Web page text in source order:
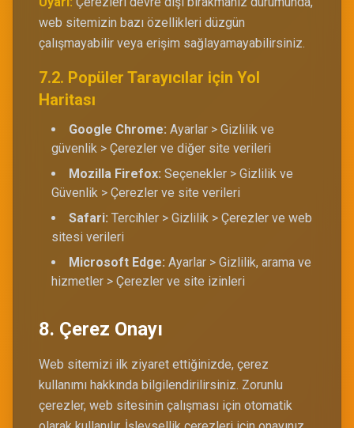
web sitemizin bazı özellikleri düzgün
çalışmayabilir veya erişim sağlayamayabilirsiniz.
7.2. Popüler Tarayıcılar için Yol
Haritası
Google Chrome: Ayarlar > Gizlilik ve
güvenlik > Çerezler ve diğer site verileri
Mozilla Firefox: Seçenekler > Gizlilik ve
Güvenlik > Çerezler ve site verileri
Safari: Tercihler > Gizlilik > Çerezler ve web
sitesi verileri
Microsoft Edge: Ayarlar > Gizlilik, arama ve
hizmetler > Çerezler ve site izinleri
8. Çerez Onayı
Web sitemizi ilk ziyaret ettiğinizde, çerez
kullanımı hakkında bilgilendirilirsiniz. Zorunlu
çerezler, web sitesinin çalışması için otomatik